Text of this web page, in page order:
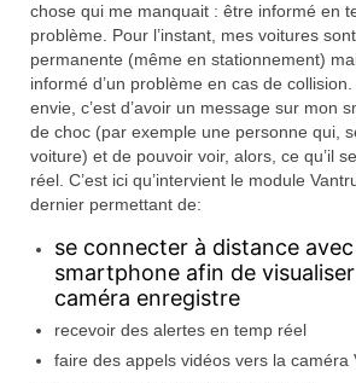
chose qui me manquait : être informé en
problème. Pour l’instant, mes voitures
permanente (même en stationnement)
informé d’un problème en cas de collision.
envie, c’est d’avoir un message sur mon
de choc (par exemple une personne qui,
voiture) et de pouvoir voir, alors, ce qu’il
réel. C’est ici qu’intervient le module
dernier permettant de:
se connecter à distance
smartphone afin de
caméra enregistre
recevoir des alertes en temp réel
faire des appels vidéos vers la caméra